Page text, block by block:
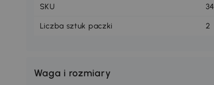
SKU
Liczba sztuk paczki 2
Waga i rozmiary